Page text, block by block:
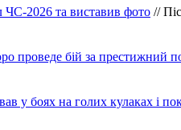
ЧС-2026 та виставив фото //
проведе бій за престижний
у боях на голих кулаках і